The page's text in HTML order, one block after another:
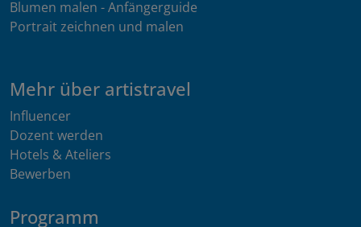
Blumen malen - Anfängerguide
Portrait zeichnen und malen
Mehr über artistravel
Influencer
Dozent werden
Hotels & Ateliers
Bewerben
Programm